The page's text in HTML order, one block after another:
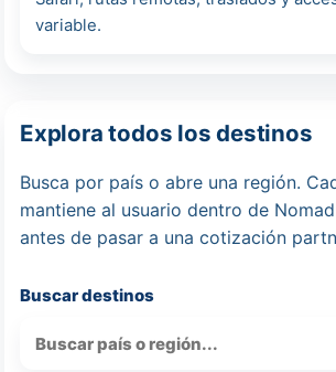
variable.
Explora todos los destinos
Busca por país o abre una región.
mantiene al usuario dentro de
antes de pasar a una cotización
Buscar destinos